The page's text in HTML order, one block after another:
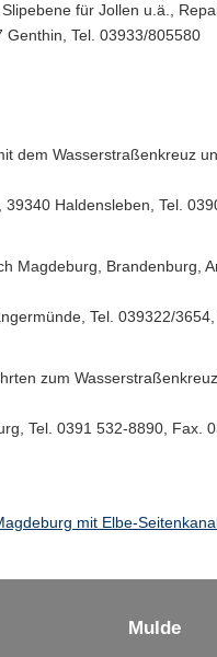
für Jollen u.ä.,
Genthin, Tel. 03933/805580
dem Wasserstraßenkreuz
39340 Haldensleben, Tel.
Magdeburg,
Tel. 039322/
zum
Tel. 0391 532-8890, Fax.
mit Elbe-
Mulde